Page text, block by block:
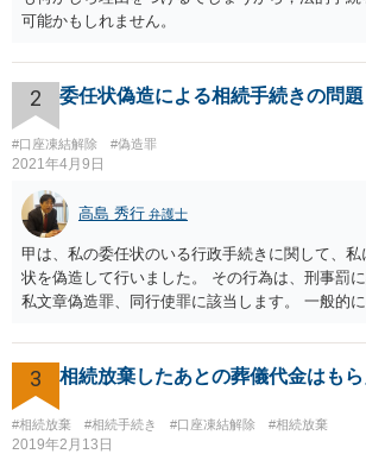
可能かもしれません。
2 委任状偽造による相続手続きの問
#口座凍結解除 #偽造罪
2021年4月9日
高島 秀行 弁護士
甲は、私の委任状のいる行政手続きに関して、
状を偽造して行いました。 その行為は、刑事
私文章偽造罪、同行使罪に該当します。 一般的
か？ 委任状を偽造して使用することはまでは
ので できないと思います。
3 相続放棄したあとの葬儀代金はも
#相続放棄 #相続手続き #口座凍結解除 #相続放棄
2019年2月13日